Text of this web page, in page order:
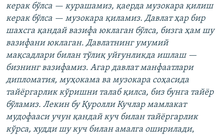
керак бўлса — курашамиз, қаерда музокара қилиш
керак бўлса — музокара қиламиз. Давлат ҳар бир
шахсга қандай вазифа юклаган бўлса, бизга ҳам шу
вазифани юклаган. Давлатнинг умумий
мақсадлари билан тўлиқ уйғунликда ишлаш —
бизнинг вазифамиз. Агар давлат манфаатлари
дипломатия, муҳокама ва музокара соҳасида
тайёргарлик кўришни талаб қилса, биз бунга тайёр
бўламиз. Лекин бу Қуролли Кучлар мамлакат
мудофааси учун қандай куч билан тайёргарлик
кўрса, худди шу куч билан амалга оширилади,